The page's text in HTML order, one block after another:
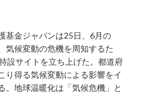
基金ジャパンは25日、6月の
気候変動の危機を周知するた
設サイトを立ち上げた。都道府
り得る気候変動による影響をイ
。地球温暖化は「気候危機」と